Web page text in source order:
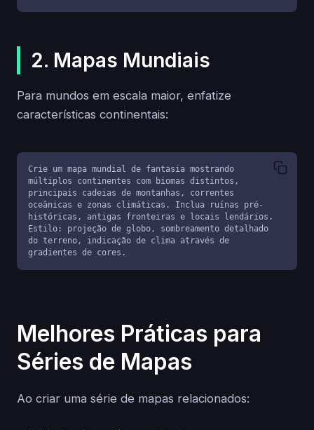
2. Mapas Mundiais
Para mundos em escala maior, enfatize
características continentais:
Crie um mapa mundial de fantasia mostrando
múltiplos continentes com biomas distintos,
principais cadeias de montanhas, correntes
oceânicas e zonas climáticas. Inclua ruínas pré-
históricas, antigas fronteiras e locais lendários.
Estilo: projeção de globo, sombreamento detalhado
do terreno, indicação de clima através de
gradientes de cores.
Melhores Práticas para
Séries de Mapas
Ao criar uma série de mapas relacionados: